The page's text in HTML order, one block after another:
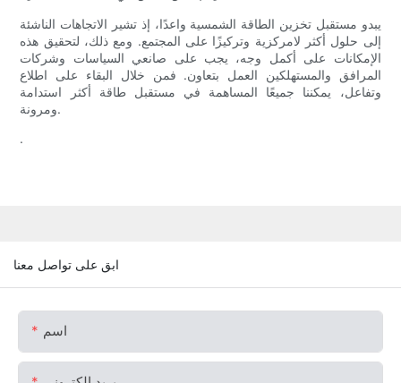
يبدو مستقبل تخزين الطاقة الشمسية واعدًا، إذ تشير الاتجاهات الناشئة
إلى حلول أكثر لامركزية وتركيزًا على المجتمع. ومع ذلك، لتحقيق هذه
الإمكانات على أكمل وجه، يجب على صانعي السياسات وشركات
المرافق والمستهلكين العمل بتعاون. فمن خلال البقاء على اطلاع
وتفاعل، يمكننا جميعًا المساهمة في مستقبل طاقة أكثر استدامة
ومرونة.
.
ابق على تواصل معنا
اسم